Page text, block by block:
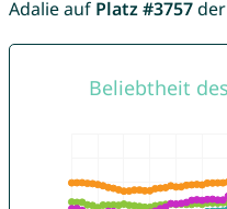
Adalie auf Platz #3757der